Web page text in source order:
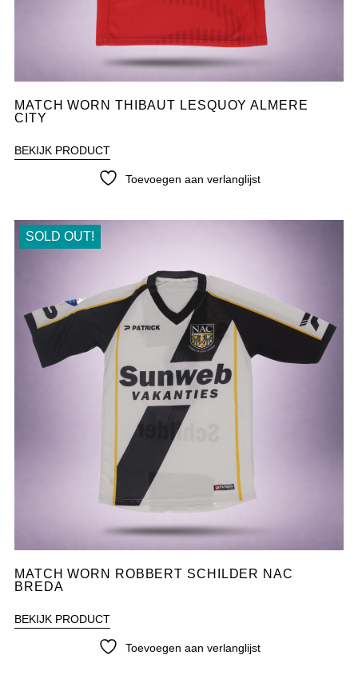
MATCH WORN THIBAUT LESQUOY ALMERE
CITY
BEKIJK PRODUCT
Toevoegen aan verlanglijst
SOLD OUT!
MATCH WORN ROBBERT SCHILDER NAC
BREDA
BEKIJK PRODUCT
Toevoegen aan verlanglijst